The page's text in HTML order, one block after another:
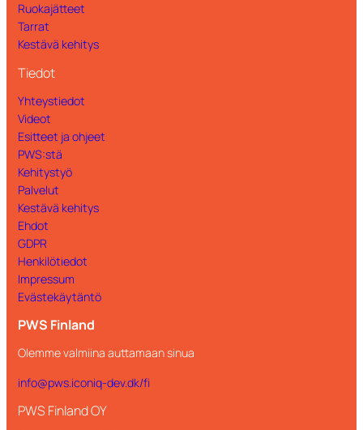
Ruokajätteet
Tarrat
Kestävä kehitys
Tiedot
Yhteystiedot
Videot
Esitteet ja ohjeet
PWS:stä
Kehitystyö
Palvelut
Kestävä kehitys
Ehdot
GDPR
Henkilötiedot
Impressum
Evästekäytäntö
PWS Finland
Olemme valmiina auttamaan sinua
info@pws.iconiq-dev.dk/fi
PWS Finland OY